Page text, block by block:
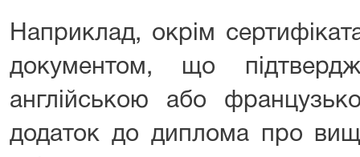
Наприклад, окрім
документом, що
англійською або
додаток до диплома про